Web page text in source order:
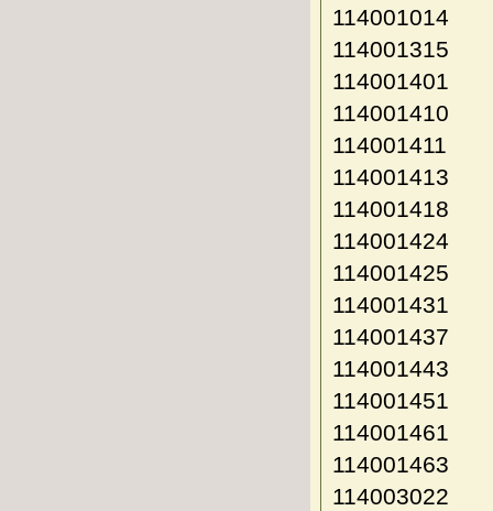
114001014
114001315
114001401
114001410
114001411
114001413
114001418
114001424
114001425
114001431
114001437
114001443
114001451
114001461
114001463
114003022